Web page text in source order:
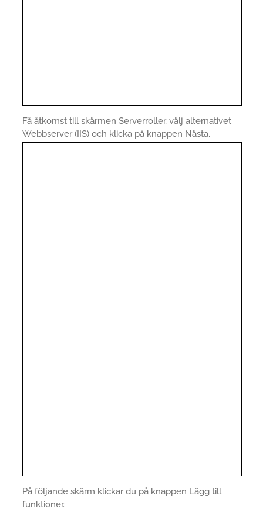
Få åtkomst till skärmen Serverroller, välj alternativet
Webbserver (IIS) och klicka på knappen Nästa.
På följande skärm klickar du på knappen Lägg till
funktioner.